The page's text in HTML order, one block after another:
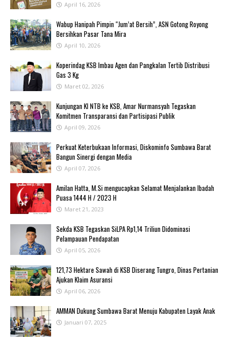
April 16, 2026
Wabup Hanipah Pimpin “Jum’at Bersih”, ASN Gotong Royong
Bersihkan Pasar Tana Mira
April 10, 2026
Koperindag KSB Imbau Agen dan Pangkalan Tertib Distribusi
Gas 3 Kg
Maret 02, 2026
Kunjungan KI NTB ke KSB, Amar Nurmansyah Tegaskan
Komitmen Transparansi dan Partisipasi Publik
April 09, 2026
Perkuat Keterbukaan Informasi, Diskominfo Sumbawa Barat
Bangun Sinergi dengan Media
April 07, 2026
Amilan Hatta, M.Si mengucapkan Selamat Menjalankan Ibadah
Puasa 1444 H / 2023 H
Maret 21, 2023
Sekda KSB Tegaskan SiLPA Rp1,14 Triliun Didominasi
Pelampauan Pendapatan
April 05, 2026
121,73 Hektare Sawah di KSB Diserang Tungro, Dinas Pertanian
Ajukan Klaim Asuransi
April 06, 2026
AMMAN Dukung Sumbawa Barat Menuju Kabupaten Layak Anak
Januari 07, 2025